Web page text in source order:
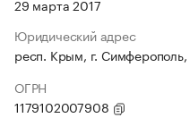
29 марта 2017
Юридический адрес
респ. Крым, г.
ОГРН
1179102007908